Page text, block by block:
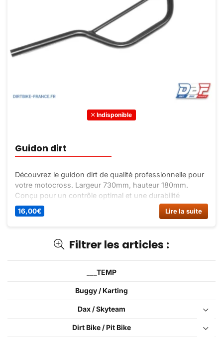
Filtrer les articles :
___TEMP
Buggy / Karting
Dax / Skyteam
Dirt Bike / Pit Bike
Indisponible
Guidon dirt
Découvrez le guidon dirt de qualité professionnelle pour
votre motocross. Largeur 730mm, hauteur 180mm.
Conçu pour un contrôle optimal et une durabilité
maximale. Achetez-le dès maintenant sur Dirt Bike
France !
16,00€ Lire la suite